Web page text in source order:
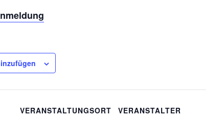
VERANSTALTUNGSORT
VERANSTALTER